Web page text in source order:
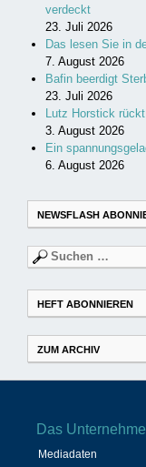
verdeckt
23. Juli 2026
Das lesen Sie in
7. August 2026
Bafin beerdigt
23. Juli 2026
Lutz Horstick
3. August 2026
Ein
6. August 2026
NEWSFLASH
Suchen
nach:
HEFT ABONNIEREN
ZUM ARCHIV
Das
Mediadaten